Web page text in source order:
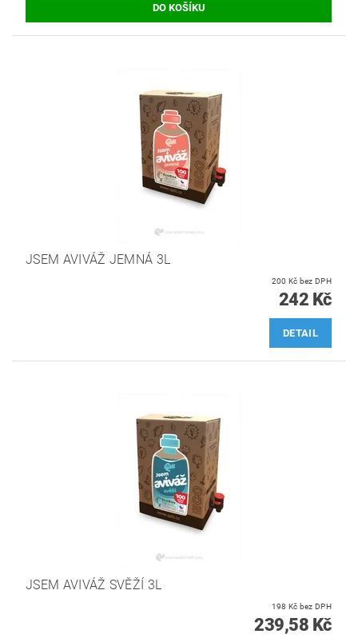
JSEM AVIVÁŽ JEMNÁ 3L
200 Kč bez DPH
242 Kč
DETAIL
JSEM AVIVÁŽ SVĚŽÍ 3L
198 Kč bez DPH
239,58 Kč